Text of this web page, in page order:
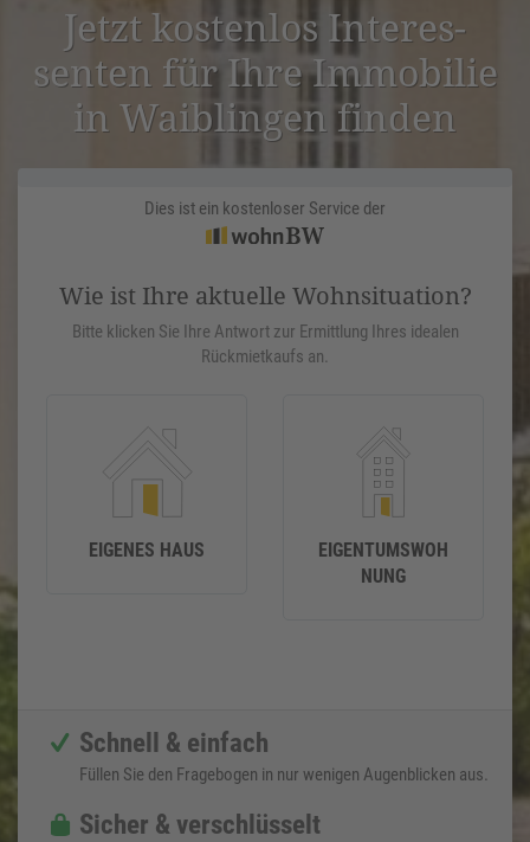
Jetzt kostenlos Inter­es­
senten für Ihre Immobilie
in Waiblingen finden
Dies ist ein kostenloser Service der
Wie ist Ihre aktuelle Wohnsituation?
Bitte klicken Sie Ihre Antwort zur Ermittlung Ihres idealen
Rückmietkaufs an.
EIGENES HAUS
EIGENTUMSWOH
NUNG
Schnell & einfach
Füllen Sie den Fragebogen in nur wenigen Augenblicken aus.
Sicher & verschlüsselt